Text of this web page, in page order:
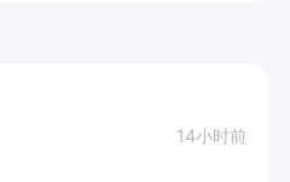
14小时前